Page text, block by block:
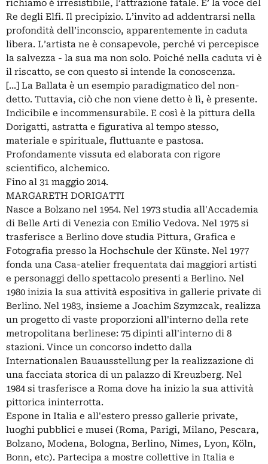
richiamo è irresistibile, l’attrazione fatale. E’ la voce del
Re degli Elfi. Il precipizio. L’invito ad addentrarsi nella
profondità dell’inconscio, apparentemente in caduta
libera. L’artista ne è consapevole, perché vi percepisce
la salvezza - la sua ma non solo. Poiché nella caduta vi è
il riscatto, se con questo si intende la conoscenza.
[...] La Ballata è un esempio paradigmatico del non-
detto. Tuttavia, ciò che non viene detto è lì, è presente.
Indicibile e incommensurabile. E così è la pittura della
Dorigatti, astratta e figurativa al tempo stesso,
materiale e spirituale, fluttuante e pastosa.
Profondamente vissuta ed elaborata con rigore
scientifico, alchemico.
Fino al 31 maggio 2014.
MARGARETH DORIGATTI
Nasce a Bolzano nel 1954. Nel 1973 studia all'Accademia
di Belle Arti di Venezia con Emilio Vedova. Nel 1975 si
trasferisce a Berlino dove studia Pittura, Grafica e
Fotografia presso la Hochschule der Künste. Nel 1977
fonda una Casa-atelier frequentata dai maggiori artisti
e personaggi dello spettacolo presenti a Berlino. Nel
1980 inizia la sua attività espositiva in gallerie private di
Berlino. Nel 1983, insieme a Joachim Szymzcak, realizza
un progetto di vaste proporzioni all'interno della rete
metropolitana berlinese: 75 dipinti all'interno di 8
stazioni. Vince un concorso indetto dalla
Internationalen Bauausstellung per la realizzazione di
una facciata storica di un palazzo di Kreuzberg. Nel
1984 si trasferisce a Roma dove ha inizio la sua attività
pittorica ininterrotta.
Espone in Italia e all'estero presso gallerie private,
luoghi pubblici e musei (Roma, Parigi, Milano, Pescara,
Bolzano, Modena, Bologna, Berlino, Nimes, Lyon, Köln,
Bonn, etc). Partecipa a mostre collettive in Italia e